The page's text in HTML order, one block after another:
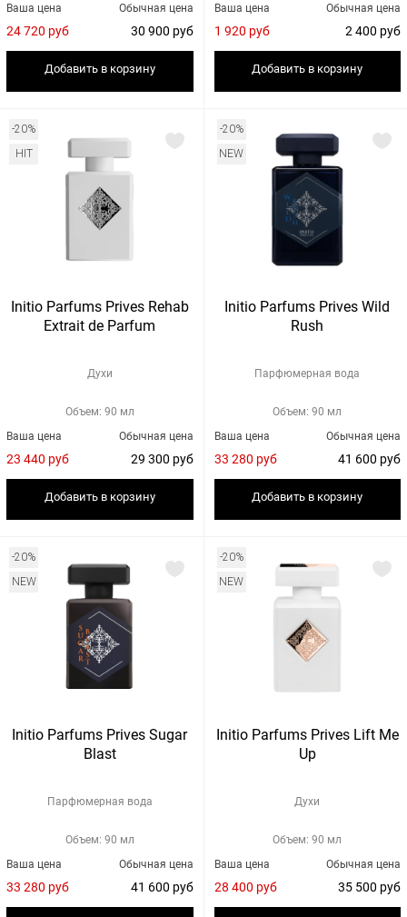
Обычная цена
30 900 руб
Ваша цена
24 720 руб
Добавить в корзину
Обычная цена
2 400 руб
Ваша цена
1 920 руб
Добавить в корзину
-20%
HIT
Initio Parfums Prives Rehab
Extrait de Parfum
Духи
Объем: 90 мл
Обычная цена
29 300 руб
Ваша цена
23 440 руб
Добавить в корзину
-20%
NEW
Initio Parfums Prives Wild
Rush
Парфюмерная вода
Объем: 90 мл
Обычная цена
41 600 руб
Ваша цена
33 280 руб
Добавить в корзину
-20%
NEW
Initio Parfums Prives Sugar
Blast
Парфюмерная вода
Объем: 90 мл
Обычная цена
41 600 руб
Ваша цена
33 280 руб
-20%
NEW
Initio Parfums Prives Lift Me
Up
Духи
Объем: 90 мл
Обычная цена
35 500 руб
Ваша цена
28 400 руб